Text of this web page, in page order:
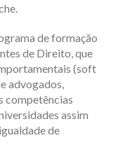
de formação
de Direito, que
(soft
advogados,
competências
assim
de